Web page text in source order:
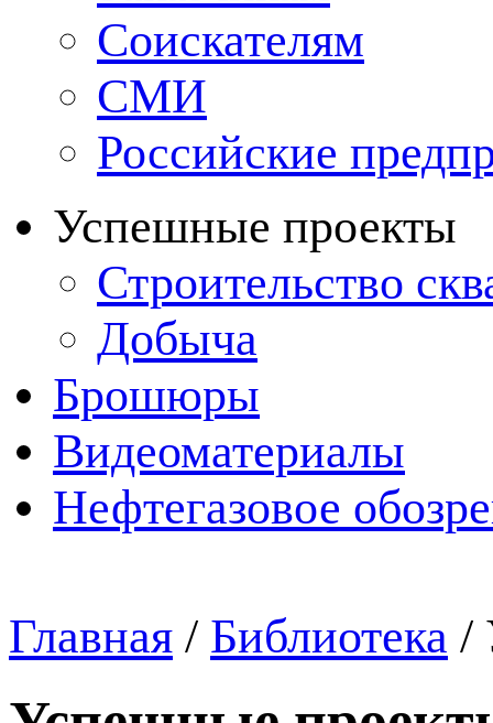
Соискателям
СМИ
Российские
Успешные проекты
Строительство
Добыча
Брошюры
Видеоматериалы
Нефтегазовое
Главная / Библиотека /